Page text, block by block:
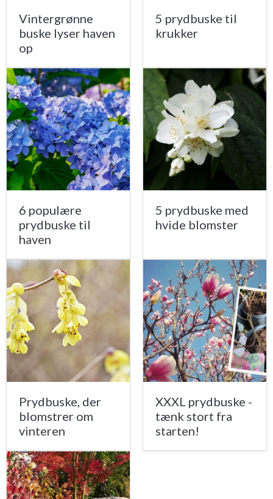
Vintergrønne
buske lyser haven
op
5 prydbuske til
krukker
6 populære
prydbuske til
haven
5 prydbuske med
hvide blomster
Prydbuske, der
blomstrer om
vinteren
XXXL prydbuske -
tænk stort fra
starten!